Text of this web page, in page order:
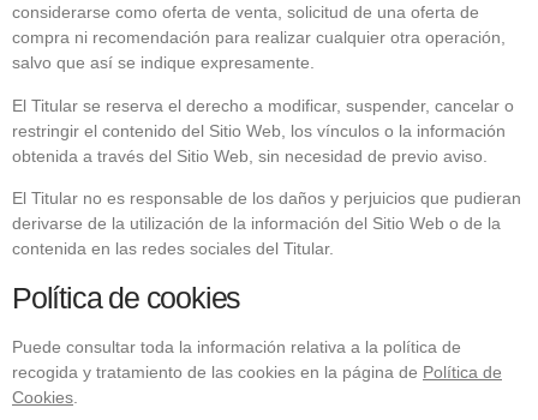
considerarse como oferta de venta, solicitud de una oferta de
compra ni recomendación para realizar cualquier otra operación,
salvo que así se indique expresamente.
El Titular se reserva el derecho a modificar, suspender, cancelar o
restringir el contenido del Sitio Web, los vínculos o la información
obtenida a través del Sitio Web, sin necesidad de previo aviso.
El Titular no es responsable de los daños y perjuicios que pudieran
derivarse de la utilización de la información del Sitio Web o de la
contenida en las redes sociales del Titular.
Política de cookies
Puede consultar toda la información relativa a la política de
recogida y tratamiento de las cookies en la página de Política de
Cookies